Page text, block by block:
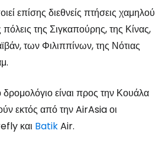
επίσης διεθνείς πτήσεις χαμηλού
της Σιγκαπούρης, της Κίνας,
των Φιλιππίνων, της Νότιας
είναι προς την Κουάλα
εκτός από την AirAsia οι
και BatikAir.